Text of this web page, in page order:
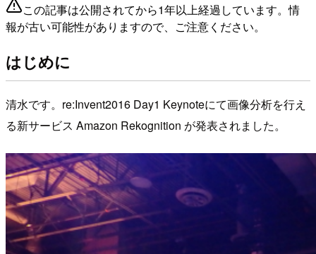
この記事は公開されてから1年以上経過しています。情
報が古い可能性がありますので、ご注意ください。
はじめに
清水です。re:Invent2016 Day1 Keynoteにて画像分析を行え
る新サービス Amazon Rekognition が発表されました。